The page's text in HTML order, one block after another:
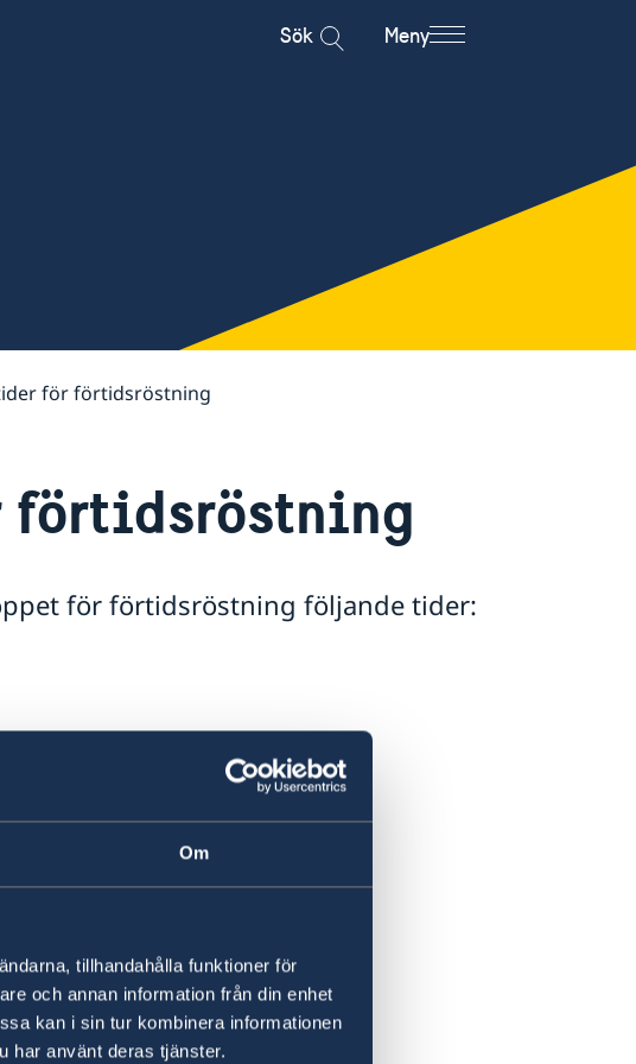
Om
tillhandahålla funktioner för
och annan information från din enhet
kan i sin tur kombinera informationen
har använt deras tjänster.
Sök Meny
för förtidsröstning
för förtidsröstning följande tider: